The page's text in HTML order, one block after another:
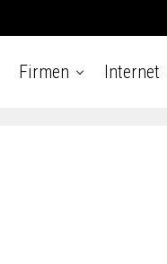
Firmen Internet